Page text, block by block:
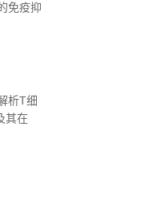
免疫抑
析T细
其在